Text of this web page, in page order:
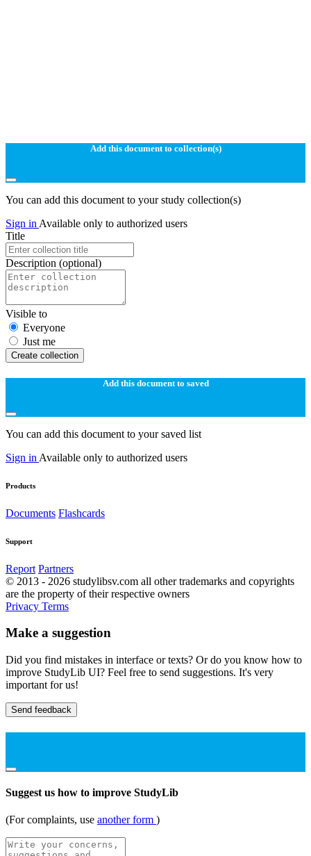
Add this document to collection(s)
You can add this document to your study collection(s)
Sign in Available only to authorized users
Title
Description (optional)
Visible to
Everyone
Just me
Create collection
Add this document to saved
You can add this document to your saved list
Sign in Available only to authorized users
Products
Documents Flashcards
Support
Report Partners
© 2013 - 2026 studylibsv.com all other trademarks and copyrights
are the property of their respective owners
Privacy Terms
Make a suggestion
Did you find mistakes in interface or texts? Or do you know how to
improve StudyLib UI? Feel free to send suggestions. It's very
important for us!
Send feedback
Suggest us how to improve StudyLib
(For complaints, use another form )